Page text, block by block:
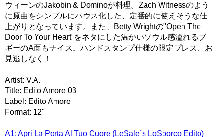
ウィーンのJakobin & Dominoが料理。Zach Witnessのよう
に原曲をシンプルにハウス化した、定番的に使えそうな仕
上がりとなっています。また、Betty Wrightの"Open The
Door To Your Heart"をネタにした温かいソウル感溢れるブ
ギーのA面もナイス。ハンドスタンプ仕様の限定プレス、お
見逃しなく！
Artist: V.A.
Title: Edito Amore 03
Label: Edito Amore
Format: 12"
A1: Apri La Porta Al Tuo Cuore (LeSale´s LoSporco Edito)